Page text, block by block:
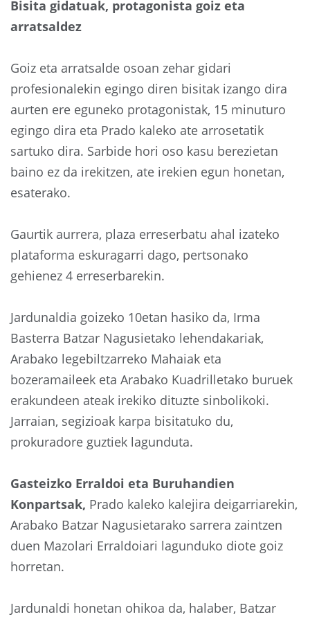
Bisita gidatuak, protagonista goiz eta
arratsaldez
Goiz eta arratsalde osoan zehar gidari
profesionalekin egingo diren bisitak izango dira
aurten ere eguneko protagonistak, 15 minuturo
egingo dira eta Prado kaleko ate arrosetatik
sartuko dira. Sarbide hori oso kasu berezietan
baino ez da irekitzen, ate irekien egun honetan,
esaterako.
Gaurtik aurrera, plaza erreserbatu ahal izateko
plataforma eskuragarri dago, pertsonako
gehienez 4 erreserbarekin.
Jardunaldia goizeko 10etan hasiko da, Irma
Basterra Batzar Nagusietako lehendakariak,
Arabako legebiltzarreko Mahaiak eta
bozeramaileek eta Arabako Kuadrilletako buruek
erakundeen ateak irekiko dituzte sinbolikoki.
Jarraian, segizioak karpa bisitatuko du,
prokuradore guztiek lagunduta.
Gasteizko Erraldoi eta Buruhandien
Konpartsak, Prado kaleko kalejira deigarriarekin,
Arabako Batzar Nagusietarako sarrera zaintzen
duen Mazolari Erraldoiari lagunduko diote goiz
horretan.
Jardunaldi honetan ohikoa da, halaber, Batzar